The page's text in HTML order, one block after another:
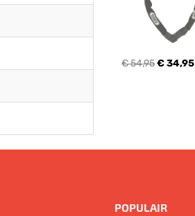
€ 54,95€ 34,95
POPULAIR